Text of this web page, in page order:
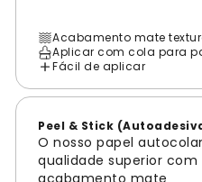
Acabamento mate
Aplicar com cola para
Fácil de aplicar
Peel & Stick
O nosso papel
qualidade superior com